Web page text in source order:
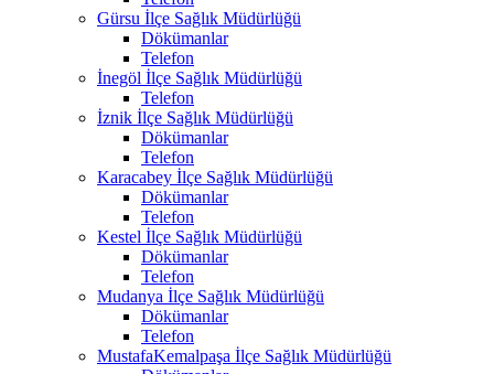
Gürsu İlçe Sağlık Müdürlüğü
Dökümanlar
Telefon
İnegöl İlçe Sağlık Müdürlüğü
Telefon
İznik İlçe Sağlık Müdürlüğü
Dökümanlar
Telefon
Karacabey İlçe Sağlık Müdürlüğü
Dökümanlar
Telefon
Kestel İlçe Sağlık Müdürlüğü
Dökümanlar
Telefon
Mudanya İlçe Sağlık Müdürlüğü
Dökümanlar
Telefon
MustafaKemalpaşa İlçe Sağlık Müdürlüğü